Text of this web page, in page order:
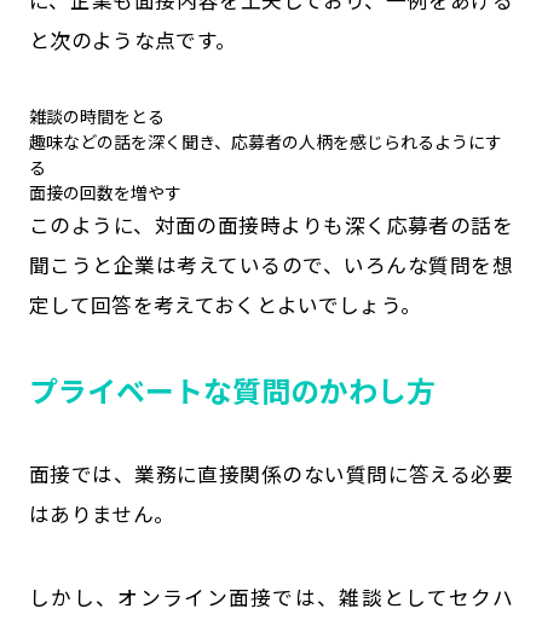
と次のような点です。
雑談の時間をとる
趣味などの話を深く聞き、応募者の人柄を感じられるようにす
る
面接の回数を増やす
このように、対面の面接時よりも深く応募者の話を
聞こうと企業は考えているので、いろんな質問を想
定して回答を考えておくとよいでしょう。
プライベートな質問のかわし方
面接では、業務に直接関係のない質問に答える必要
はありません。
しかし、オンライン面接では、雑談としてセクハ